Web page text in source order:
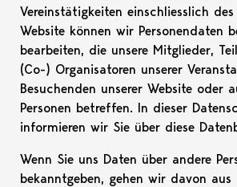
Vereinstätigkeiten einschliesslich
Website können wir Personendaten
bearbeiten, die unsere Mitglieder,
(Co-) Organisatoren unserer
Besuchenden unserer Website oder
Personen betreffen. In dieser
informieren wir Sie über diese
Wenn Sie uns Daten über andere
bekanntgeben, gehen wir davon aus